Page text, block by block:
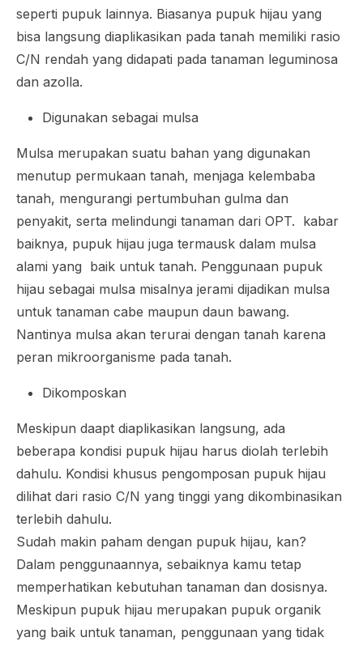
seperti pupuk lainnya. Biasanya pupuk hijau yang
bisa langsung diaplikasikan pada tanah memiliki rasio
C/N rendah yang didapati pada tanaman leguminosa
dan azolla.
Digunakan sebagai mulsa
Mulsa merupakan suatu bahan yang digunakan
menutup permukaan tanah, menjaga kelembaba
tanah, mengurangi pertumbuhan gulma dan
penyakit, serta melindungi tanaman dari OPT. kabar
baiknya, pupuk hijau juga termausk dalam mulsa
alami yang baik untuk tanah. Penggunaan pupuk
hijau sebagai mulsa misalnya jerami dijadikan mulsa
untuk tanaman cabe maupun daun bawang.
Nantinya mulsa akan terurai dengan tanah karena
peran mikroorganisme pada tanah.
Dikomposkan
Meskipun daapt diaplikasikan langsung, ada
beberapa kondisi pupuk hijau harus diolah terlebih
dahulu. Kondisi khusus pengomposan pupuk hijau
dilihat dari rasio C/N yang tinggi yang dikombinasikan
terlebih dahulu.
Sudah makin paham dengan pupuk hijau, kan?
Dalam penggunaannya, sebaiknya kamu tetap
memperhatikan kebutuhan tanaman dan dosisnya.
Meskipun pupuk hijau merupakan pupuk organik
yang baik untuk tanaman, penggunaan yang tidak